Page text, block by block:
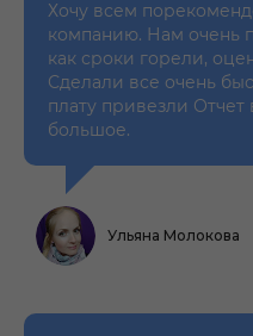
Хочу всем
компанию. Нам очень
как сроки горели,
Сделали все очень
плату привезли
большое.
Ульяна Молокова